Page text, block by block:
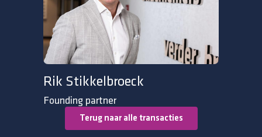
Rik Stikkelbroeck
Founding partner
Terug naar alle transacties